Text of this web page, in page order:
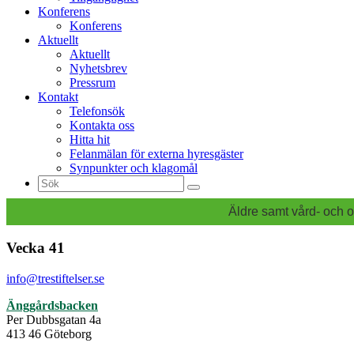
Konferens
Konferens
Aktuellt
Aktuellt
Nyhetsbrev
Pressrum
Kontakt
Telefonsök
Kontakta oss
Hitta hit
Felanmälan för externa hyresgäster
Synpunkter och klagomål
Sök
efter:
Äldre samt vård- och
Vecka 41
info@trestiftelser.se
Änggårdsbacken
Per Dubbsgatan 4a
413 46 Göteborg